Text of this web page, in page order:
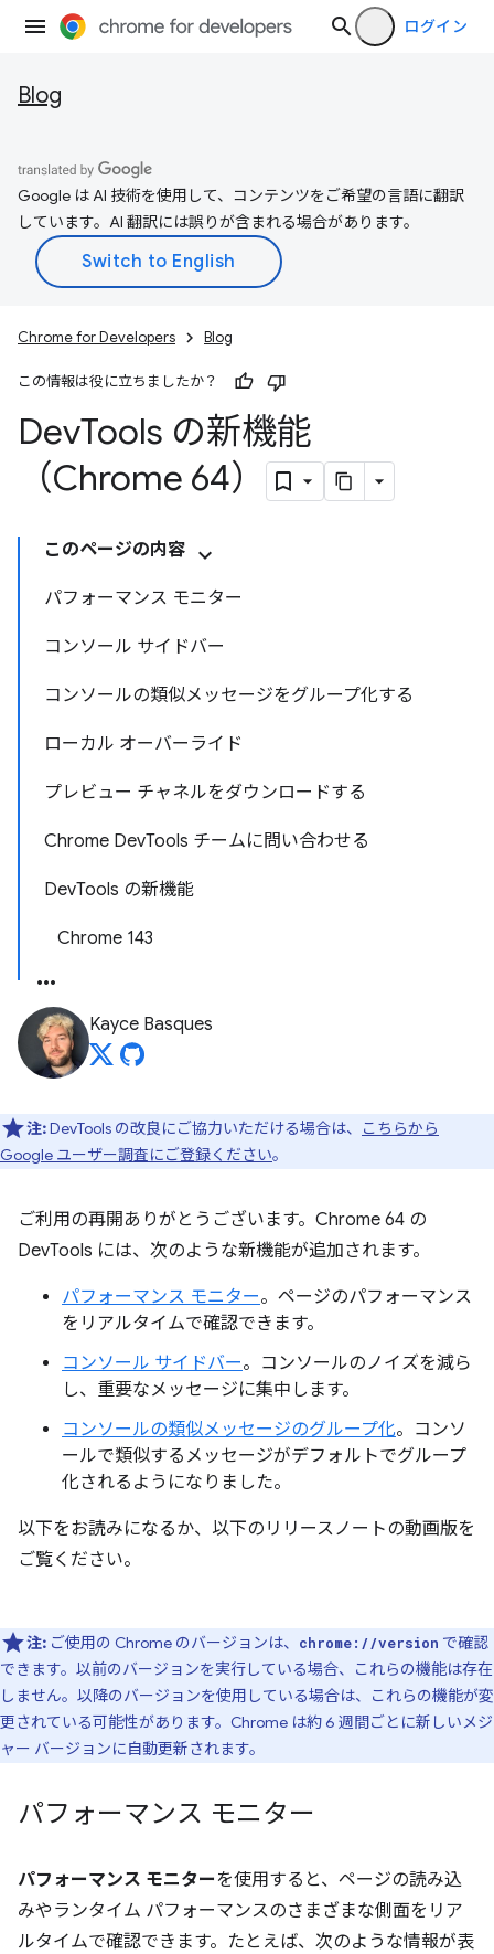
ログイン
Blog
Google は AI 技術を使用して、コンテンツをご希望の言語に翻訳
しています。AI 翻訳には誤りが含まれる場合があります。
Chrome for Developers Blog
この情報は役に立ちましたか？
DevTools の新機能
（Chrome 64）
このページの内容
パフォーマンス モニター
コンソール サイドバー
コンソールの類似メッセージをグループ化する
ローカル オーバーライド
プレビュー チャネルをダウンロードする
Chrome DevTools チームに問い合わせる
DevTools の新機能
Chrome 143
Kayce Basques
注:DevTools の改良にご協力いただける場合は、
こちらから
Google ユーザー調査にご登録ください。
ご利用の再開ありがとうございます。Chrome 64 の
DevTools には、次のような新機能が追加されます。
パフォーマンス モニター。ページのパフォーマンス
をリアルタイムで確認できます。
コンソール サイドバー。コンソールのノイズを減ら
し、重要なメッセージに集中します。
コンソールの類似メッセージのグループ化。コンソ
ールで類似するメッセージがデフォルトでグループ
化されるようになりました。
以下をお読みになるか、以下のリリースノートの動画版を
ご覧ください。
注: ご使用の Chrome のバージョンは、 chrome://version で確認
できます。以前のバージョンを実行している場合、これらの機能は存在
しません。以降のバージョンを使用している場合は、これらの機能が変
更されている可能性があります。Chrome は約 6 週間ごとに新しいメジ
ャー バージョンに自動更新されます。
パフォーマンス モニター
パフォーマンス モニターを使用すると、ページの読み込
みやランタイム パフォーマンスのさまざまな側面をリア
ルタイムで確認できます。たとえば、次のような情報が表